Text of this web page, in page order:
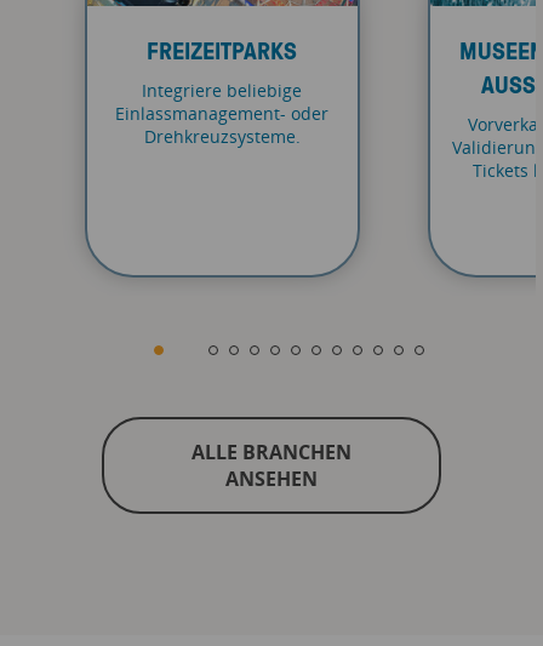
FREIZEITPARKS
Integriere beliebige
Einlassmanagement- oder
Drehkreuzsysteme.
Tickets
ALLE BRANCHEN
ANSEHEN